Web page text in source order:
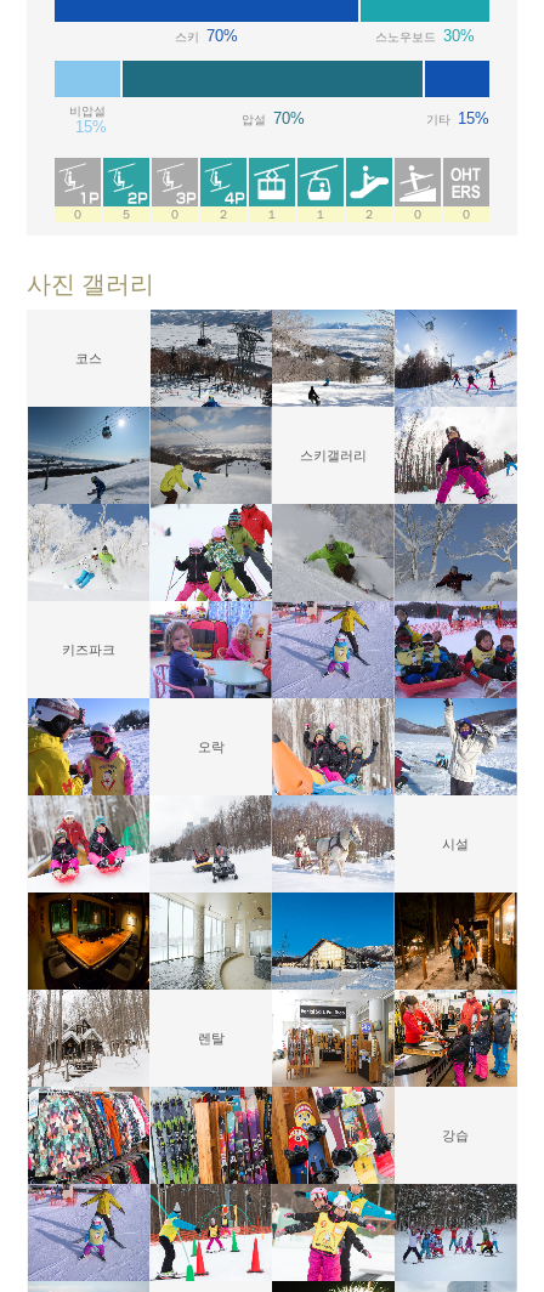
스키 70% 스노우보드 30%
비압설
15% 압설 70% 기타 15%
０ ５ ０ ２ １ １ ２ ０ ０
사진 갤러리
코스
스키갤러리
키즈파크
오락
시설
렌탈
강습